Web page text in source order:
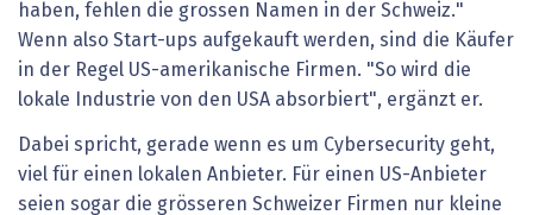
haben, fehlen die grossen Namen in der Schweiz."
Wenn also Start-ups aufgekauft werden, sind die Käufer
in der Regel US-amerikanische Firmen. "So wird die
lokale Industrie von den USA absorbiert", ergänzt er.
Dabei spricht, gerade wenn es um Cybersecurity geht,
viel für einen lokalen Anbieter. Für einen US-Anbieter
seien sogar die grösseren Schweizer Firmen nur kleine